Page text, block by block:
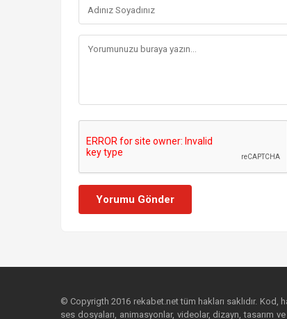
Yorumu Gönder
© Copyrigth 2016 rekabet.net tüm hakları saklıdır. Kod,
ses dosyaları, animasyonlar, videolar, dizayn, tasarım